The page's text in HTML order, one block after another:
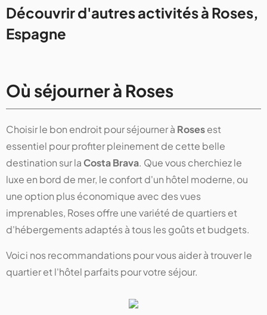
Découvrir d'autres activités à Roses,
Espagne
Où séjourner à Roses
Choisir le bon endroit pour séjourner à Rosesest
essentiel pour profiter pleinement de cette belle
destination sur la Costa Brava. Que vous cherchiez le
luxe en bord de mer, le confort d'un hôtel moderne, ou
une option plus économique avec des vues
imprenables, Roses offre une variété de quartiers et
d'hébergements adaptés à tous les goûts et budgets.
Voici nos recommandations pour vous aider à trouver le
quartier et l'hôtel parfaits pour votre séjour.